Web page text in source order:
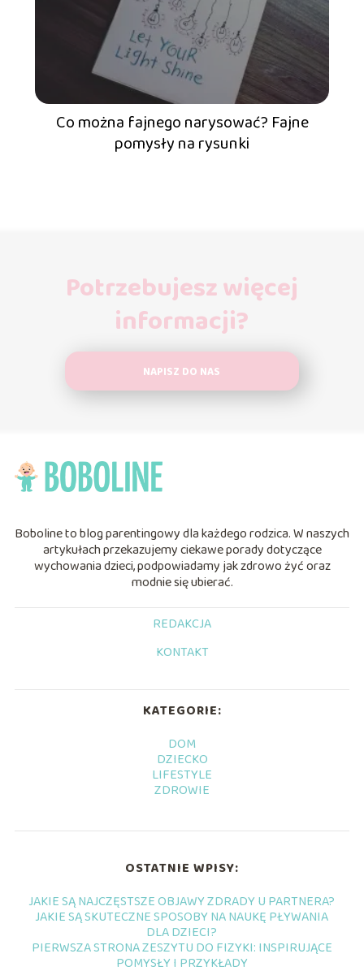
Co można fajnego narysować? Fajne
pomysły na rysunki
Potrzebujesz więcej
informacji?
NAPISZ DO NAS
Boboline to blog parentingowy dla każdego rodzica. W naszych
artykułach przekazujemy ciekawe porady dotyczące
wychowania dzieci, podpowiadamy jak zdrowo żyć oraz
modnie się ubierać.
REDAKCJA
KONTAKT
KATEGORIE:
DOM
DZIECKO
LIFESTYLE
ZDROWIE
OSTATNIE WPISY:
JAKIE SĄ NAJCZĘSTSZE OBJAWY ZDRADY U PARTNERA?
JAKIE SĄ SKUTECZNE SPOSOBY NA NAUKĘ PŁYWANIA
DLA DZIECI?
PIERWSZA STRONA ZESZYTU DO FIZYKI: INSPIRUJĄCE
POMYSŁY I PRZYKŁADY